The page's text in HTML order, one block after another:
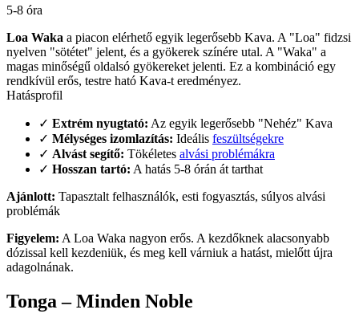
5-8 óra
Loa Waka a piacon elérhető egyik legerősebb Kava. A "Loa" fidzsi
nyelven "sötétet" jelent, és a gyökerek színére utal. A "Waka" a
magas minőségű oldalsó gyökereket jelenti. Ez a kombináció egy
rendkívül erős, testre ható Kava-t eredményez.
Hatásprofil
✓ Extrém nyugtató: Az egyik legerősebb "Nehéz" Kava
✓ Mélységes izomlazítás: Ideális feszültségekre
✓ Alvást segítő: Tökéletes alvási problémákra
✓ Hosszan tartó: A hatás 5-8 órán át tarthat
Ajánlott: Tapasztalt felhasználók, esti fogyasztás, súlyos alvási
problémák
Figyelem: A Loa Waka nagyon erős. A kezdőknek alacsonyabb
dózissal kell kezdeniük, és meg kell várniuk a hatást, mielőtt újra
adagolnának.
Tonga – Minden Noble